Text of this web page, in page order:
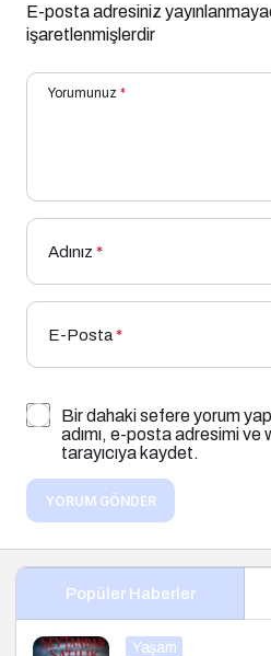
E-posta adresiniz
işaretlenmişlerdir
Yorumunuz *
Adınız *
E-Posta*
Bir dahaki sefere yorum
adımı, e-posta adresimi ve
tarayıcıya kaydet.
YORUM GÖNDER
Popüler Haberler
Yaşam